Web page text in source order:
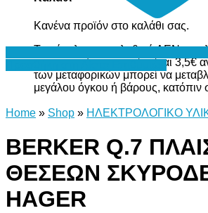
Κανένα προϊόν στο καλάθι σας.
Το σύνολο του καλαθιού ΔΕΝ
μεταφορικών, το οποίο είναι 3,5€
των μεταφορικών μπορεί να
μεγάλου όγκου ή βάρους, κατόπιν
Home » Shop » ΗΛΕΚΤΡΟΛΟΓΙΚΟ
BERKER Q.7
ΘΕΣΕΩΝ
HAGER